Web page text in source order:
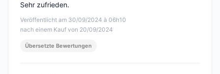
Veröffentlicht am 30/09/2024 à 06h10
nach einem Kauf von 20/09/2024
Sehr zufrieden.
Übersetzte Bewertungen